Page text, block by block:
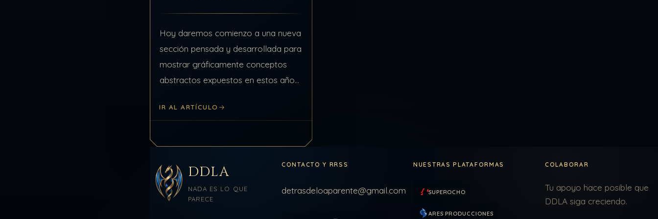
Hoy daremos comienzo a una nueva
sección pensada y desarrollada para
mostrar gráficamente conceptos
abstractos expuestos en estos años
de los temas, solo imagenes alusivas
IR AL ARTÍCULO
DDLA
NADA ES LO QUE
PARECE
CONTACTO Y RRSS
detrasdeloaparente@gmail.com
NUESTRAS PLATAFORMAS
SUPEROCHO
ARES PRODUCCIONES
COLABORAR
Tu apoyo hace posible que
DDLA siga creciendo.